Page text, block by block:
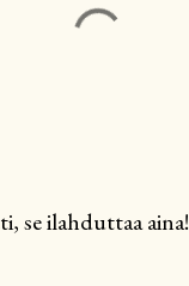
se ilahduttaa aina!